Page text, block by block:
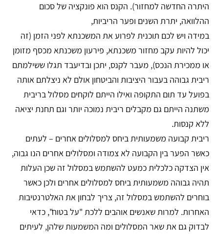
היתרה החדשה למחזור). הקנס הוא פונקציה של סכום
ההלוואה, יתרת השנים ופער הריביות,
במידה ויש לכם תוכנית לפרוע את המשכנתא לפני הזמן (זה
יכול להיות עקב מחזור משכנתא, פירעון משכנתא מכסף מזומן
או ממכירת הנכס), מעבר לקנס, יתכן ובדיעבד תגלו ששילמתם
ריבית גבוהה בעבור היציבות והביטחון אולם לא ניצלתם אותה
בפועל עד תום התקופה ואילו הייתם לוקחים מסלול בריבית
משתנה הייתם גם מקבלים ריבית נמוכה יותר וגם תחנת יציאה
ללא קנסות.
ריבית קבועה משמעותית ביחס למסלולים אחרים – לעתים
כאשר הפער בין הקבועה לא צמודה ומסלולים אחרים הנו גבוה,
אין הצדקה כלכלית כמעט להשתמש במסלול זה שכן העלות
תהיה גבוהה משמעותית ביחס למסלולים אחרים ולכן כאשר
בוחרים להשתמש במסלול זה, צריך לבחון את האלטרנטיבות
האחרות. למרות שאנשים אוהבים ללכת "על בטוח", כדאי
לבדוק גם את שאר המסלולים ומה המשמעות שלהן, לעיתים